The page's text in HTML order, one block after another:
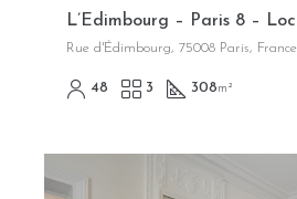
Rue d'Édimbourg, 75008 Paris, France
48 3 308m²